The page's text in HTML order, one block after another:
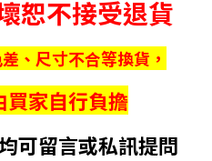
恕不接受退貨
、尺寸不合等換貨，
買家自行負擔
可留言或私訊提問